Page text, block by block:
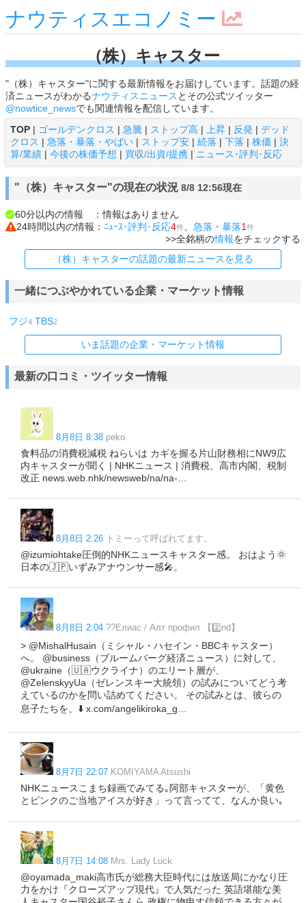
ナウティスエコノミー
（株）キャスター
"（株）キャスター"に関する最新情報をお届けしています。話題の経
済ニュースがわかるナウティスニュース とその公式ツイッター
@nowtice_newsでも関連情報を配信しています。
TOP | ゴールデンクロス | 急騰 | ストップ高 | 上昇 | 反発 | デッド
クロス | 急落・暴落・やばい | ストップ安 | 続落 | 下落 | 株価 | 決
算/業績 | 今後の株価予想 | 買収/出資/提携 | ニュース･評判･反応
"（株）キャスター"の現在の状況 8/8 12:56現在
60分以内の情報 ：情報はありません
24時間以内の情報： ﾆｭｰｽ･評判･反応4件 急落・暴落1 件
>>全銘柄の情報をチェックする
（株）キャスターの話題の最新ニュースを見る
一緒につぶやかれている企業・マーケット情報
フジ4 TBS2
いま話題の企業・マーケット情報
最新の口コミ・ツイッター情報
8月8日 8:38 peko
食料品の消費税減税 ねらいは カギを握る片山財務相にNW9広
内キャスターが聞く | NHKニュース | 消費税、高市内閣、税制
改正 news.web.nhk/newsweb/na/na-…
8月8日 2:26 トミーって呼ばれてます。
@izumiohtake圧倒的NHKニュースキャスター感。 おはよう🌞
日本の🇯🇵いずみアナウンサー感🎤。
8月8日 2:04 ?‍?Елиас / Алт профил 【2️⃣nd】
> @MishalHusain（ミシャル・ハセイン・BBCキャスター）
へ。 @business（ブルームバーグ経済ニュース）に対して、
@ukraine（🇺🇦ウクライナ）のエリート層が、
@ZelenskyyUa（ゼレンスキー大統領）の試みについてどう考
えているのかを問い詰めてください。 その試みとは、彼らの
息子たちを、⬇️ x.com/angelikiroka_g…
8月7日 22:07 KOMIYAMA Atsushi
NHKニュースこまち録画でみてる｡阿部キャスターが、「黄色
とピンクのご当地アイスが好き」って言ってて、なんか良い｡
8月7日 14:08 Mrs. Lady Luck
@oyamada_maki高市氏が総務大臣時代には放送局にかなり圧
力をかけ『クローズアップ現代』で人気だった 英語堪能な美